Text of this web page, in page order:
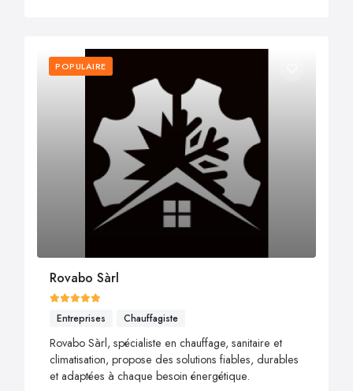
POPULAIRE
Rovabo Sàrl
Entreprises Chauffagiste
Rovabo Sàrl, spécialiste en chauffage, sanitaire et
climatisation, propose des solutions fiables, durables
et adaptées à chaque besoin énergétique.